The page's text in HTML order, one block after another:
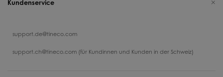
Kundenservice
support.de@tineco.com
support.ch@tineco.com (für Kundinnen und Kunden in der Schweiz)